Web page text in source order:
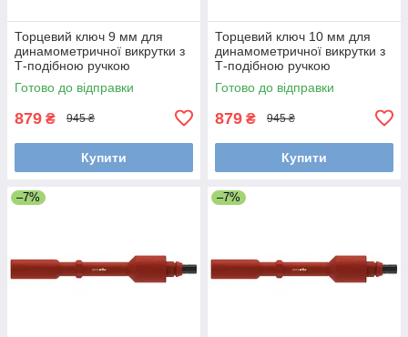
Торцевий ключ 9 мм для
динамометричної викрутки з
Т-подібною ручкою
TorqueVario®-ST electric Wiha
38927
Готово до відправки
879 ₴ 945 ₴
Купити
Торцевий ключ 10 мм для
динамометричної викрутки з
Т-подібною ручкою
TorqueVario®-ST electric Wiha
38928
Готово до відправки
879 ₴ 945 ₴
Купити
–7% –7%